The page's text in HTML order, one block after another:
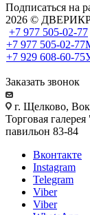
Подписаться на
2026 ©
+7 977 505-02-77
+7 977 505-02-77
+7 929 608-60-75
Заказать звонок
г. Щелково,
Торговая
павильон 83-84
Вконтакте
Instagram
Telegram
Viber
Viber